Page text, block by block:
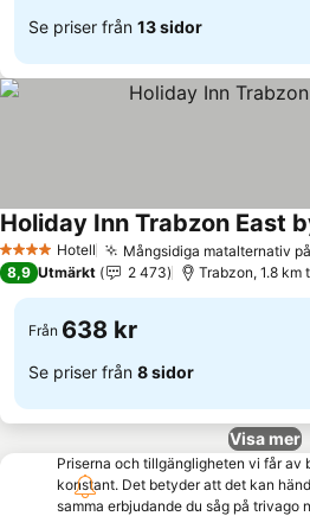
Se priser från 13 sidor
4 StjärnorHotell Mångsidiga matalternativ
Holiday Inn Trabzon East
8,9 Utmärkt 2 473 Trabzon, 1.8 km
Från 638 kr
Se priser från 8 sidor
Visa mer
Priserna och tillgängligheten vi får av
konstant. Det betyder att det kan
samma erbjudande du såg på trivago